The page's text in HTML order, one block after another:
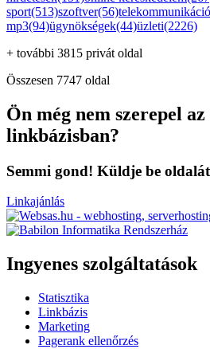
sport(513)szoftver(56)
mp3(94)ügynökségek(44)üzleti(2226)
+ további 3815 privát oldal
Összesen 7747 oldal
Ön még nem szerepel az
linkbázisban?
Semmi gond! Küldje be
Linkajánlás
Ingyenes szolgáltatások
Statisztika
Linkbázis
Marketing
Pagerank ellenőrzés